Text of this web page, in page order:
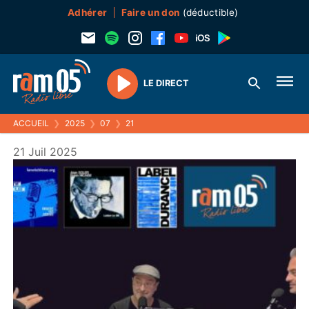
Adhérer Faire un don (déductible)
Play
LE DIRECT
ACCUEIL ❯ 2025 ❯ 07 ❯ 21
21 Juil 2025